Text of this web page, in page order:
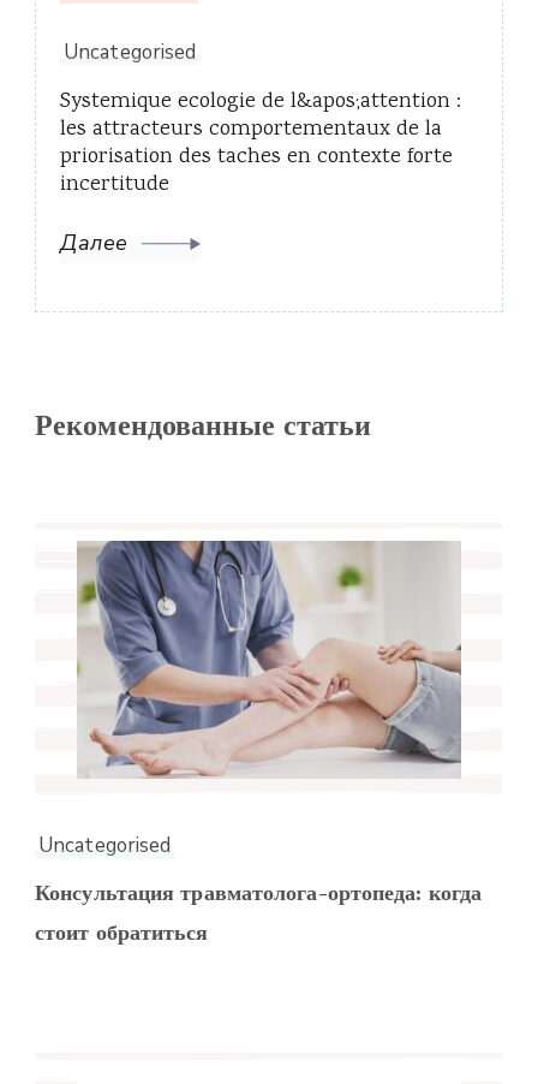
Uncategorised
Systemique ecologie de l&apos;attention :
les attracteurs comportementaux de la
priorisation des taches en contexte forte
incertitude
Далее
Рекомендованные статьи
Uncategorised
Консультация травматолога-ортопеда: когда
стоит обратиться